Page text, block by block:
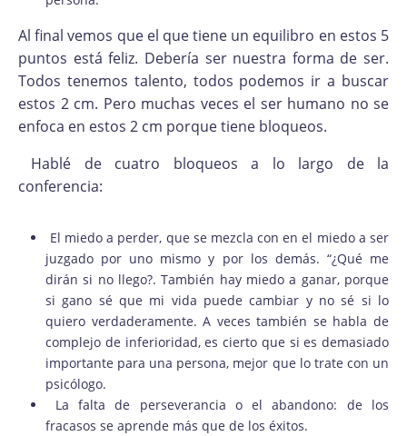
Al final vemos que el que tiene un equilibro en estos 5
puntos está feliz. Debería ser nuestra forma de ser.
Todos tenemos talento, todos podemos ir a buscar
estos 2 cm. Pero muchas veces el ser humano no se
enfoca en estos 2 cm porque tiene bloqueos.
Hablé de cuatro bloqueos a lo largo de la
conferencia:
El miedo a perder, que se mezcla con en el miedo a ser
juzgado por uno mismo y por los demás. “¿Qué me
dirán si no llego?. También hay miedo a ganar, porque
si gano sé que mi vida puede cambiar y no sé si lo
quiero verdaderamente. A veces también se habla de
complejo de inferioridad, es cierto que si es demasiado
importante para una persona, mejor que lo trate con un
psicólogo.
La falta de perseverancia o el abandono: de los
fracasos se aprende más que de los éxitos.